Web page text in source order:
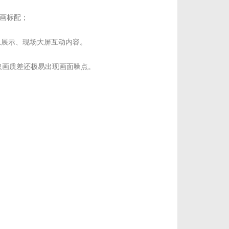
标配；
示、现场大屏互动内容。
质差还极易出现画面噪点。